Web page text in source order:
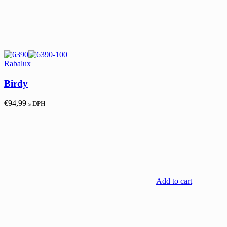
Rabalux
Birdy
€94,99 s DPH
Add to cart